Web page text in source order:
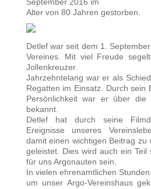
Alter von 80 Jahren gestorben.
Detlef war seit dem 1.
Vereines. Mit viel Freude
Jollenkreuzer.
Jahrzehntelang war er als
Regatten im Einsatz. Durch sein
Persönlichkeit war er über die
bekannt.
Detlef hat durch seine
Ereignisse unseres
damit einen wichtigen Beitrag zu
geleistet. Dies wird auch ein Teil
für uns Argonauten sein.
In vielen ehrenamtlichen
um unser Argo-Vereinshaus